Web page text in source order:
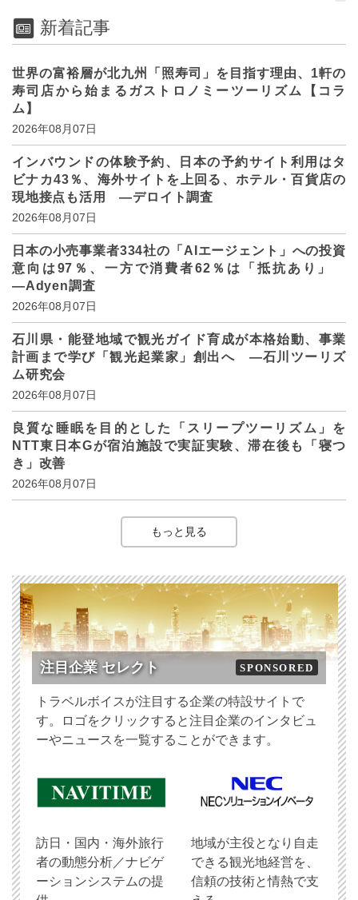
新着記事
世界の富裕層が北九州「照寿司」を目指す理由、1軒の
寿司店から始まるガストロノミーツーリズム【コラ
ム】
2026年08月07日
インバウンドの体験予約、日本の予約サイト利用はタ
ビナカ43％、海外サイトを上回る、ホテル・百貨店の
現地接点も活用 ―デロイト調査
2026年08月07日
日本の小売事業者334社の「AIエージェント」への投資
意向は97％、一方で消費者62％は「抵抗あり」
―Adyen調査
2026年08月07日
石川県・能登地域で観光ガイド育成が本格始動、事業
計画まで学び「観光起業家」創出へ ―石川ツーリズ
ム研究会
2026年08月07日
良質な睡眠を目的とした「スリープツーリズム」を
NTT東日本Gが宿泊施設で実証実験、滞在後も「寝つ
き」改善
2026年08月07日
もっと見る
注目企業 セレクト SPONSORED
トラベルボイスが注目する企業の特設サイトで
す。ロゴをクリックすると注目企業のインタビュ
ーやニュースを一覧することができます。
訪日・国内・海外旅行
者の動態分析／ナビゲ
ーションシステムの提
地域が主役となり自走
できる観光地経営を、
信頼の技術と情熱で支